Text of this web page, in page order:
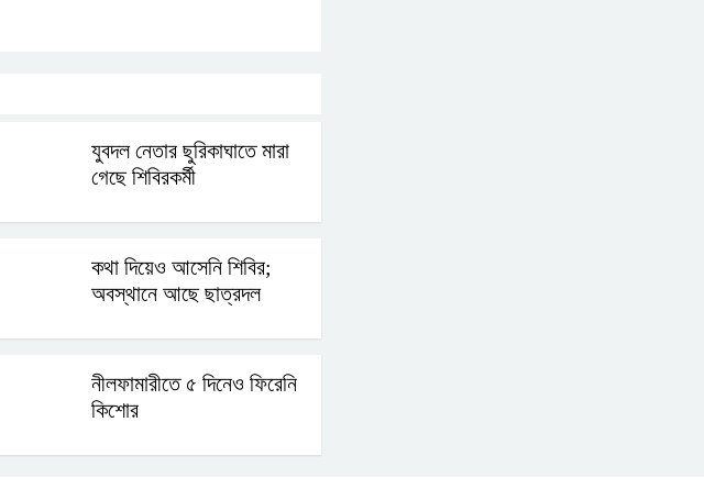
যুবদল নেতার ছুরিকাঘাতে মারা
গেছে শিবিরকর্মী
কথা দিয়েও আসেনি শিবির;
অবস্থানে আছে ছাত্রদল
নীলফামারীতে ৫ দিনেও ফিরেনি
কিশোর